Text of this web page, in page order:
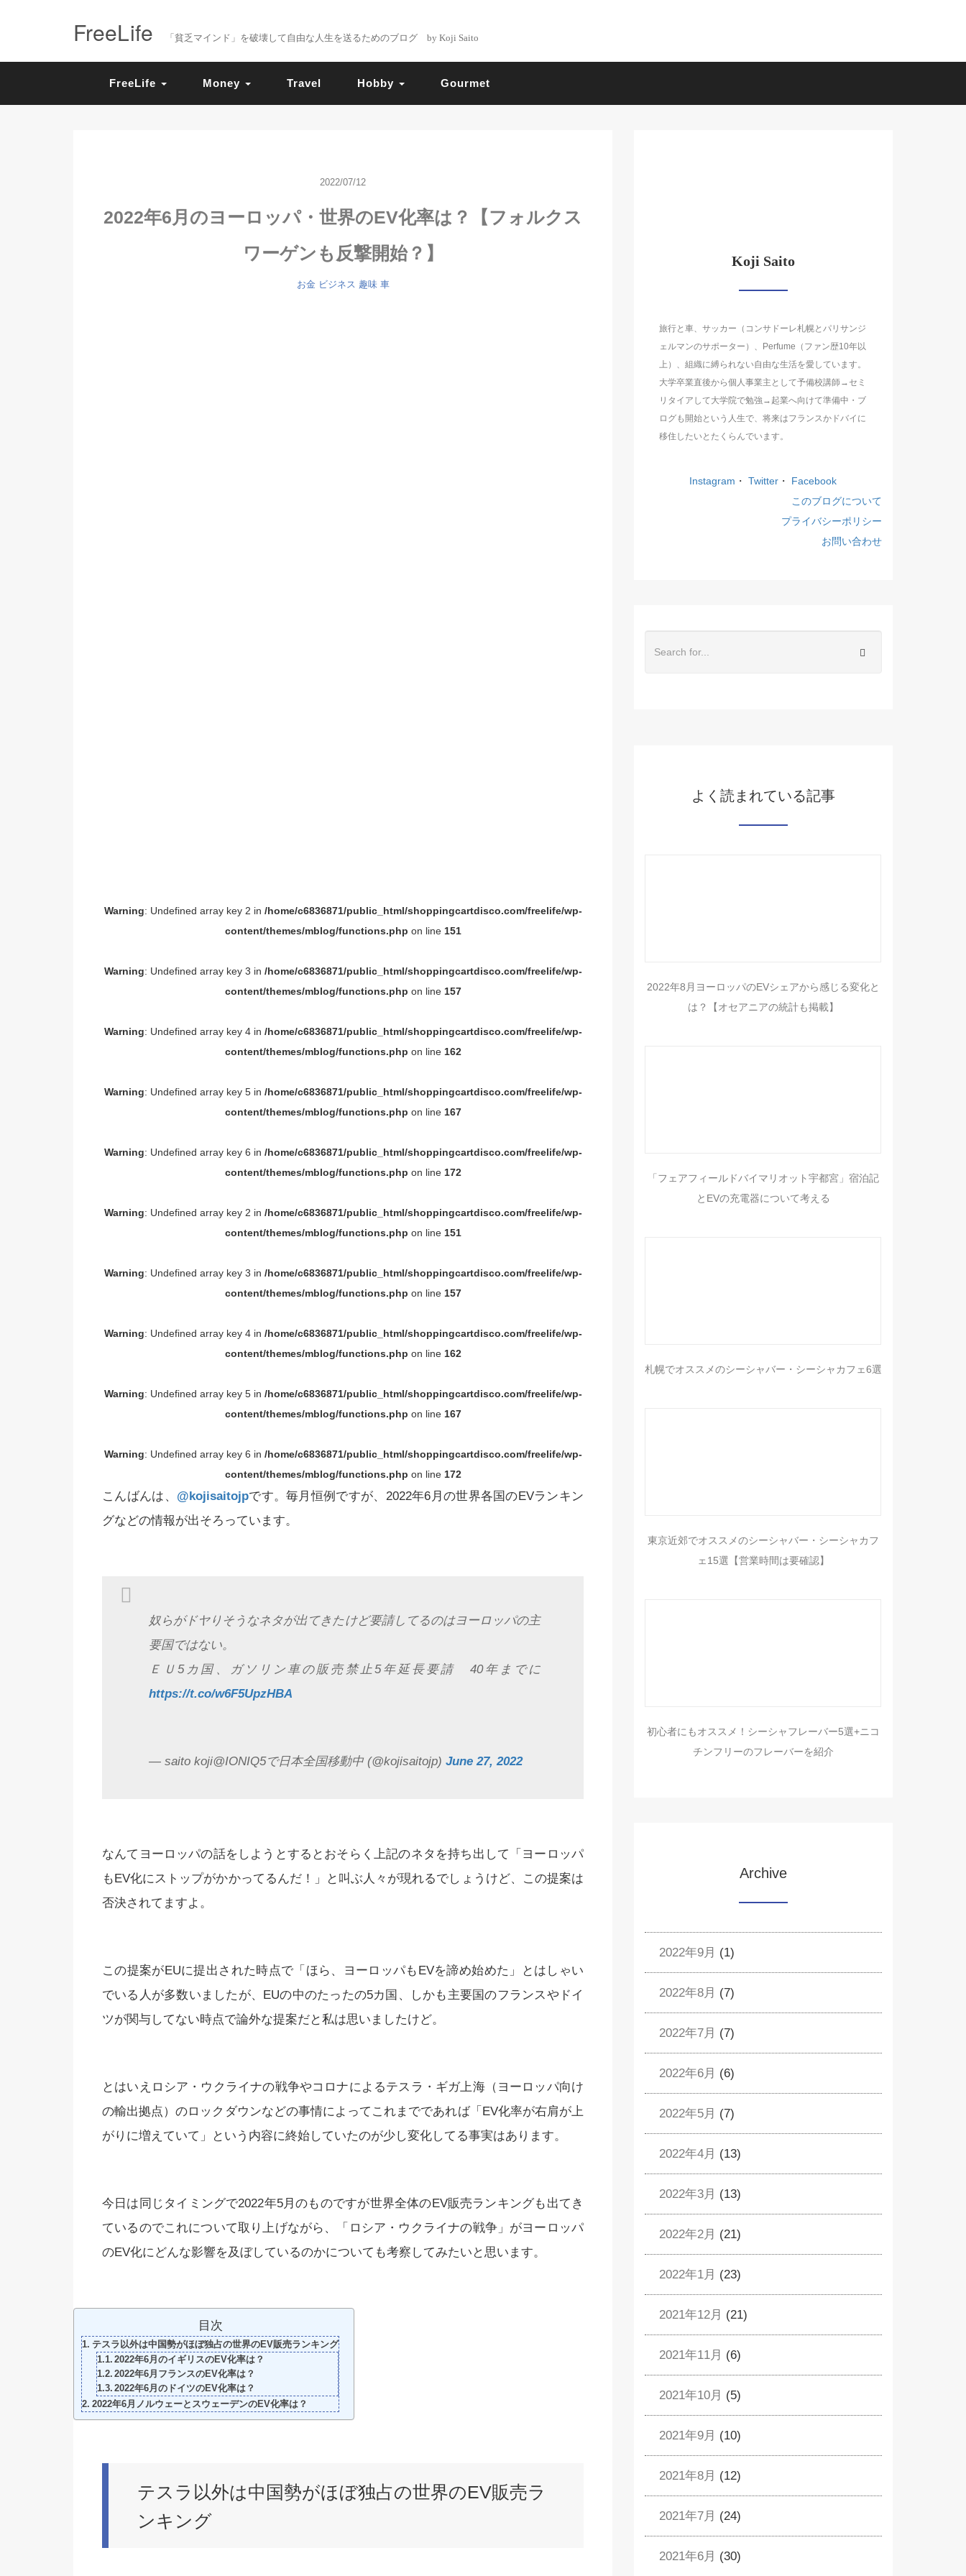
FreeLife 「貧乏マインド」を破壊して自由な人生を送るためのブログ by Koji Saito
FreeLife Money Travel Hobby Gourmet
2022/07/12
2022年6月のヨーロッパ・世界のEV化率は？【フォルクス
ワーゲンも反撃開始？】
お金 ビジネス 趣味 車
Warning: Undefined array key 2 in /home/c6836871/public_html/shoppingcartdisco.com/freelife/wp-
content/themes/mblog/functions.php on line 151
Warning: Undefined array key 3 in /home/c6836871/public_html/shoppingcartdisco.com/freelife/wp-
content/themes/mblog/functions.php on line 157
Warning: Undefined array key 4 in /home/c6836871/public_html/shoppingcartdisco.com/freelife/wp-
content/themes/mblog/functions.php on line 162
Warning: Undefined array key 5 in /home/c6836871/public_html/shoppingcartdisco.com/freelife/wp-
content/themes/mblog/functions.php on line 167
Warning: Undefined array key 6 in /home/c6836871/public_html/shoppingcartdisco.com/freelife/wp-
content/themes/mblog/functions.php on line 172
Warning: Undefined array key 2 in /home/c6836871/public_html/shoppingcartdisco.com/freelife/wp-
content/themes/mblog/functions.php on line 151
Warning: Undefined array key 3 in /home/c6836871/public_html/shoppingcartdisco.com/freelife/wp-
content/themes/mblog/functions.php on line 157
Warning: Undefined array key 4 in /home/c6836871/public_html/shoppingcartdisco.com/freelife/wp-
content/themes/mblog/functions.php on line 162
Warning: Undefined array key 5 in /home/c6836871/public_html/shoppingcartdisco.com/freelife/wp-
content/themes/mblog/functions.php on line 167
Warning: Undefined array key 6 in /home/c6836871/public_html/shoppingcartdisco.com/freelife/wp-
content/themes/mblog/functions.php on line 172
こんばんは、 @kojisaitojpです。毎月恒例ですが、2022年6月の世界各国のEVランキン
グなどの情報が出そろっています。
奴らがドヤりそうなネタが出てきたけど要請してるのはヨーロッパの主
要国ではない。
ＥＵ5カ国、ガソリン車の販売禁止5年延長要請 40年までに
https://t.co/w6F5UpzHBA
— saito koji@IONIQ5で日本全国移動中 (@kojisaitojp) June 27, 2022
なんてヨーロッパの話をしようとするとおそらく上記のネタを持ち出して「ヨーロッパ
もEV化にストップがかかってるんだ！」と叫ぶ人々が現れるでしょうけど、この提案は
否決されてますよ。
この提案がEUに提出された時点で「ほら、ヨーロッパもEVを諦め始めた」とはしゃい
でいる人が多数いましたが、EUの中のたったの5カ国、しかも主要国のフランスやドイ
ツが関与してない時点で論外な提案だと私は思いましたけど。
とはいえロシア・ウクライナの戦争やコロナによるテスラ・ギガ上海（ヨーロッパ向け
の輸出拠点）のロックダウンなどの事情によってこれまでであれば「EV化率が右肩が上
がりに増えていて」という内容に終始していたのが少し変化してる事実はあります。
今日は同じタイミングで2022年5月のものですが世界全体のEV販売ランキングも出てき
ているのでこれについて取り上げながら、「ロシア・ウクライナの戦争」がヨーロッパ
のEV化にどんな影響を及ぼしているのかについても考察してみたいと思います。
目次
テスラ以外は中国勢がほぼ独占の世界のEV販売ランキング
2022年6月のイギリスのEV化率は？
2022年6月フランスのEV化率は？
2022年6月のドイツのEV化率は？
2022年6月ノルウェーとスウェーデンのEV化率は？
テスラ以外は中国勢がほぼ独占の世界のEV販売ラ
ンキング
Koji Saito
旅行と車、サッカー（コンサドーレ札幌とパリサンジ
ェルマンのサポーター）、Perfume（ファン歴10年以
上）、組織に縛られない自由な生活を愛しています。
大学卒業直後から個人事業主として予備校講師→セミ
リタイアして大学院で勉強→起業へ向けて準備中・ブ
ログも開始という人生で、将来はフランスかドバイに
移住したいとたくらんでいます。
Instagram ・ Twitter ・
Facebook
このブログについて
プライバシーポリシー
お問い合わせ
よく読まれている記事
2022年8月ヨーロッパのEVシェアから感じる変化と
は？【オセアニアの統計も掲載】
「フェアフィールドバイマリオット宇都宮」宿泊記
とEVの充電器について考える
札幌でオススメのシーシャバー・シーシャカフェ6選
東京近郊でオススメのシーシャバー・シーシャカフ
ェ15選【営業時間は要確認】
初心者にもオススメ！シーシャフレーバー5選+ニコ
チンフリーのフレーバーを紹介
Archive
2022年9月 (1)
2022年8月 (7)
2022年7月 (7)
2022年6月 (6)
2022年5月 (7)
2022年4月 (13)
2022年3月 (13)
2022年2月 (21)
2022年1月 (23)
2021年12月 (21)
2021年11月 (6)
2021年10月 (5)
2021年9月 (10)
2021年8月 (12)
2021年7月 (24)
2021年6月 (30)